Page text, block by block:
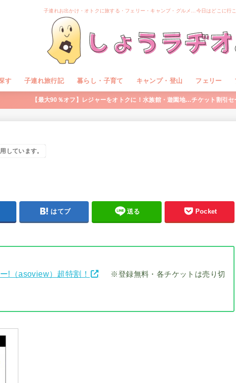
子連れお出かけ・オトクに旅する・フェリー・キャンプ・グルメ…今日はどこに行こ
す 子連れ旅行記 暮らし・子育て キャンプ・登山 フェリー
【最大90％オフ】レジャーをオトクに！水族館・遊園地…チケット割引セ
しています。
はてブ 送る Pocket
!（asoview）超特割！
※登録無料・各チケットは売り切